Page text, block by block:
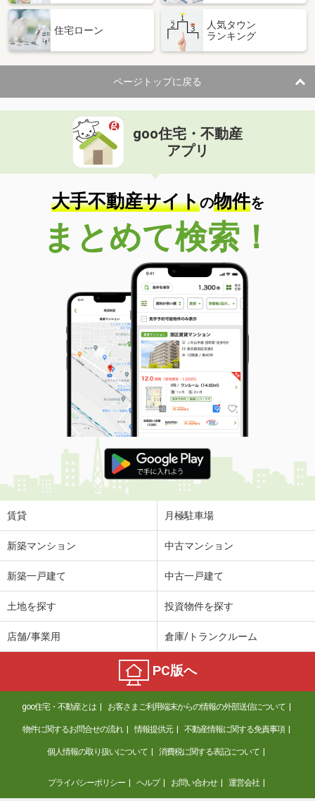
岡山県岡山市北区今８丁目
価 格
4.50万円
専有面積 20.28m²
間取り
1K
岡山県岡山市北区一宮
価 格
岡山県岡山市北区一宮
専有面積
23.18m²
間取り
1K
岡山県浅口市鴨方町鴨方
3.90万円
岡山県浅口市鴨方町鴨方
専有面積 28.02m²
間取り
1K
岡山県岡山市北区今８丁目
価 格
4.80万円
住 所
岡山県岡山市北区今８丁目
専有面積 23.18m²
間取り
岡山県岡山市北区庭瀬
価 格
5.30万円
岡山県岡山市北区平田
価 格
4.50万円
岡山県岡山市北区平田
専有面積 20.28m²
岡山県岡山市北区東島田町２丁目
住 所
岡山県岡山市北区東島田町２丁目
専有面積
38.82m²
住宅ローン
人気タウン
ランキング
ページトップに戻る
goo住宅・不動産
アプリ
大手不動産サイトの物件を
まとめて検索！
賃貸 月極駐車場
新築マンション 中古マンション
新築一戸建て 中古一戸建て
土地を探す 投資物件を探す
店舗/事業用 倉庫/トランクルーム
PC版へ
goo住宅・不動産とは お客さまご利用端末からの情報の外部送信について
物件に関するお問合せの流れ 情報提供元 不動産情報に関する免責事項
個人情報の取り扱いについて 消費税に関する表記について
プライバシーポリシー ヘルプ お問い合わせ 運営会社